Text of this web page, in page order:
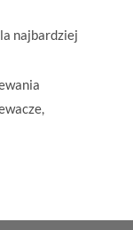
najbardziej